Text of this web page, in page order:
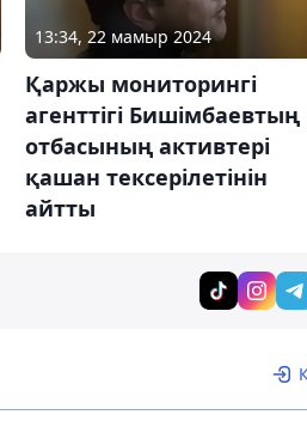
13:34, 22 мамыр 2024
Қаржы мониторингі
агенттігі Бишімбаевтың
отбасының активтері
қашан тексерілетінін
айтты